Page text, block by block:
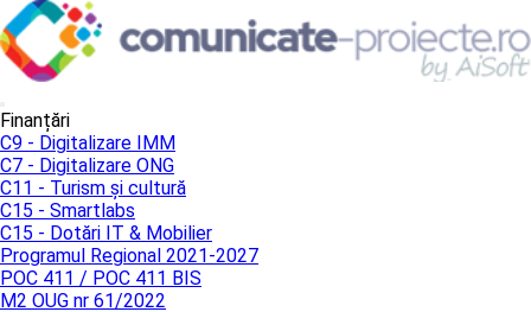
Finanțări
C9 - Digitalizare IMM
C7 - Digitalizare ONG
C11 - Turism și cultură
C15 - Smartlabs
C15 - Dotări IT & Mobilier
Programul Regional 2021-2027
POC 411 / POC 411 BIS
M2 OUG nr 61/2022